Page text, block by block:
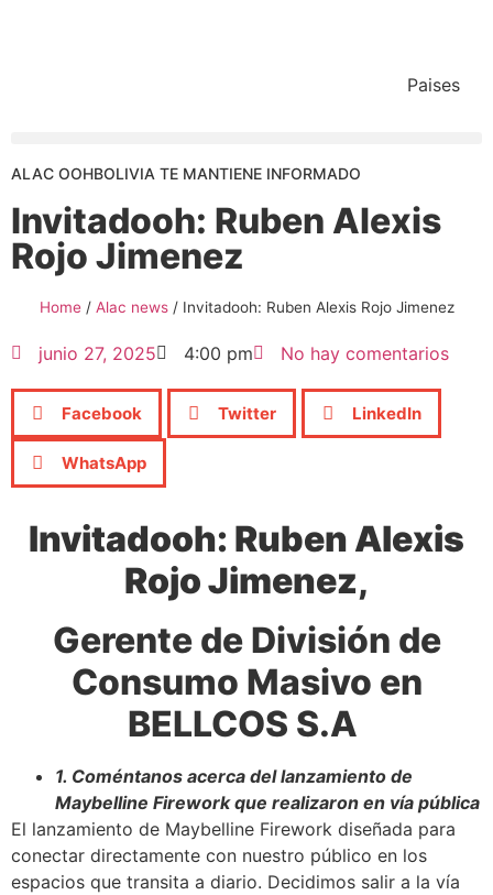
Paises
ALAC OOHBOLIVIA TE MANTIENE INFORMADO
Invitadooh: Ruben Alexis
Rojo Jimenez
Home/ Alac news/ Invitadooh: Ruben Alexis Rojo Jimenez
junio 27, 2025 4:00 pm No hay comentarios
Facebook Twitter LinkedIn
WhatsApp
Invitadooh: Ruben Alexis
Rojo Jimenez,
Gerente de División de
Consumo Masivo en
BELLCOS S.A
1. Coméntanos acerca del lanzamiento de
Maybelline Firework que realizaron en vía pública
El lanzamiento de Maybelline Firework diseñada para
conectar directamente con nuestro público en los
espacios que transita a diario. Decidimos salir a la vía